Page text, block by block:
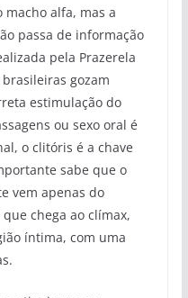
alfa, mas a
passa de informação
pela Prazerela
gozam
estimulação do
ou sexo oral é
o clitóris é a chave
sabe que o
vem apenas do
chega ao clímax,
íntima, com uma